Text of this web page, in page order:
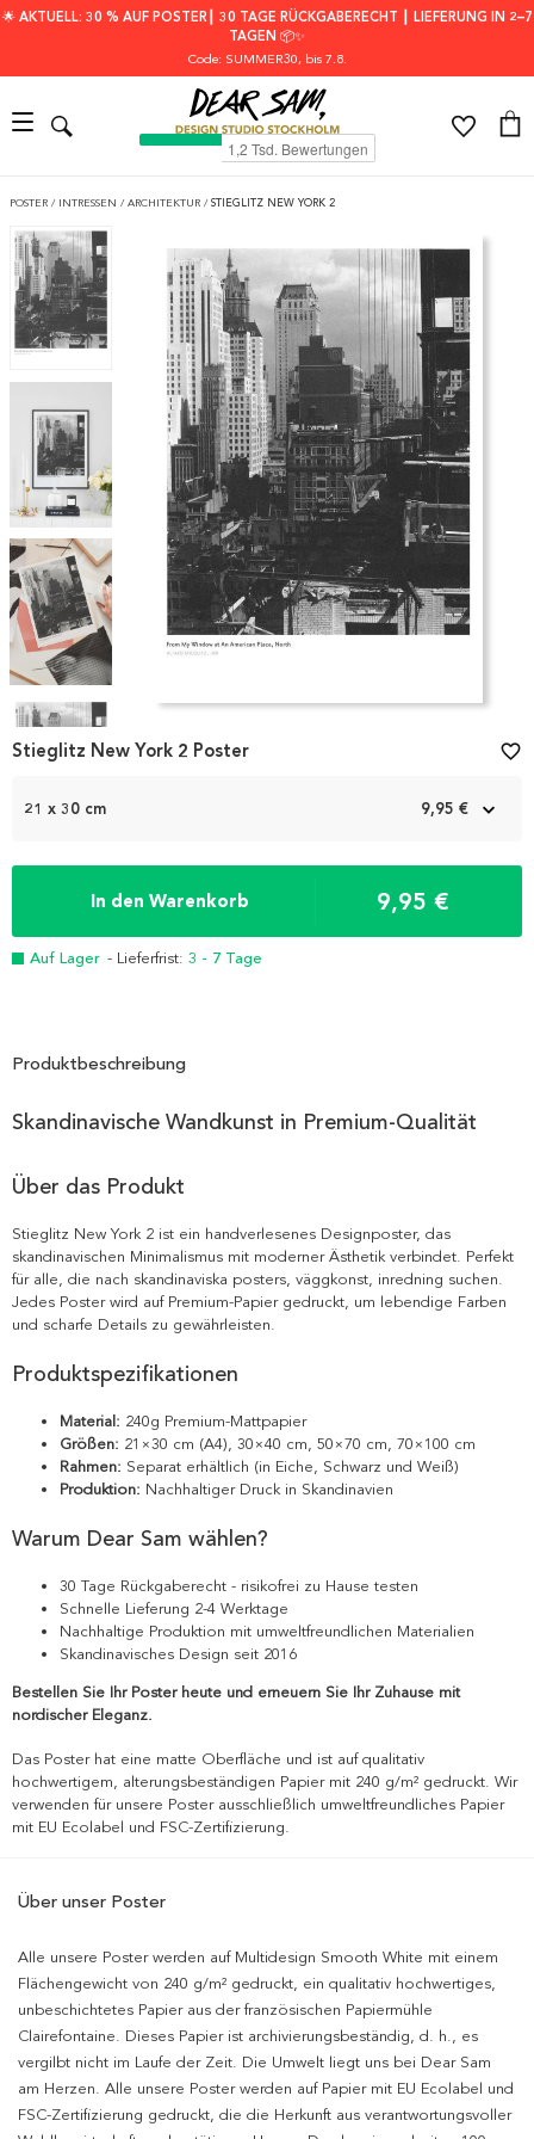
🌟 AKTUELL: 30 % AUF POSTER┃ 30 TAGE RÜCKGABERECHT ┃ LIEFERUNG IN 2–7
TAGEN 📦✨
Code: SUMMER30, bis 7.8.
POSTER / INTRESSEN / ARCHITEKTUR / STIEGLITZ NEW YORK 2
1
21 x 30 cm 9,95 €
In den Warenkorb 9,95 €
Auf Lager - Lieferfrist: 3 - 7 Tage
Stieglitz New York 2 Poster favorite_border
Produktbeschreibung
Skandinavische Wandkunst in Premium-Qualität
Über das Produkt
Stieglitz New York 2 ist ein handverlesenes Designposter, das
skandinavischen Minimalismus mit moderner Ästhetik verbindet. Perfekt
für alle, die nach skandinaviska posters, väggkonst, inredning suchen.
Jedes Poster wird auf Premium-Papier gedruckt, um lebendige Farben
und scharfe Details zu gewährleisten.
Produktspezifikationen
Material: 240g Premium-Mattpapier
Größen: 21×30 cm (A4), 30×40 cm, 50×70 cm, 70×100 cm
Rahmen: Separat erhältlich (in Eiche, Schwarz und Weiß)
Produktion: Nachhaltiger Druck in Skandinavien
Warum Dear Sam wählen?
30 Tage Rückgaberecht - risikofrei zu Hause testen
Schnelle Lieferung 2-4 Werktage
Nachhaltige Produktion mit umweltfreundlichen Materialien
Skandinavisches Design seit 2016
Bestellen Sie Ihr Poster heute und erneuern Sie Ihr Zuhause mit
nordischer Eleganz.
Das Poster hat eine matte Oberfläche und ist auf qualitativ
hochwertigem, alterungsbeständigen Papier mit 240 g/m² gedruckt. Wir
verwenden für unsere Poster ausschließlich umweltfreundliches Papier
mit EU Ecolabel und FSC-Zertifizierung.
Über unser Poster
Alle unsere Poster werden auf Multidesign Smooth White mit einem
Flächengewicht von 240 g/m² gedruckt, ein qualitativ hochwertiges,
unbeschichtetes Papier aus der französischen Papiermühle
Clairefontaine. Dieses Papier ist archivierungsbeständig, d. h., es
vergilbt nicht im Laufe der Zeit. Die Umwelt liegt uns bei Dear Sam
am Herzen. Alle unsere Poster werden auf Papier mit EU Ecolabel und
FSC-Zertifizierung gedruckt, die die Herkunft aus verantwortungsvoller